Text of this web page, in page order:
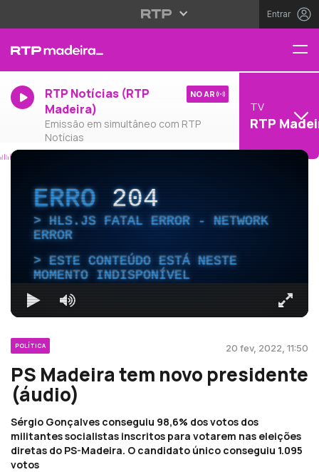
Entrar
RTP Notícias (RTP
Madeira)
Emissão em simultâneo com RTP
Notícias
NO AR
TV
RTP
ERRO204
HLS.JS FATAL ERROR - NETWORK
ERROR
ESTE CONTEÚDO ESTÁ NESTE
MOMENTO INDISPONÍVEL
POLÍTICA 20 fev, 2022, 11:50
PS Madeira tem novo presidente
(áudio)
Sérgio Gonçalves conseguiu 98,6% dos votos dos
militantes socialistas inscritos para votarem nas eleições
diretas do PS-Madeira. O candidato único conseguiu 1.095
votos